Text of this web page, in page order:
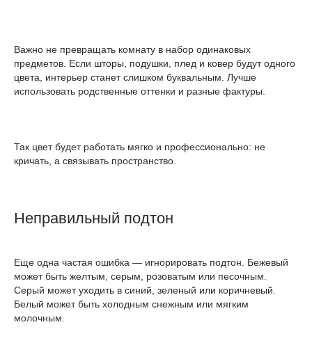
Важно не превращать комнату в набор одинаковых
предметов. Если шторы, подушки, плед и ковер будут одного
цвета, интерьер станет слишком буквальным. Лучше
использовать родственные оттенки и разные фактуры.
Так цвет будет работать мягко и профессионально: не
кричать, а связывать пространство.
Неправильный подтон
Еще одна частая ошибка — игнорировать подтон. Бежевый
может быть желтым, серым, розоватым или песочным.
Серый может уходить в синий, зеленый или коричневый.
Белый может быть холодным снежным или мягким
молочным.